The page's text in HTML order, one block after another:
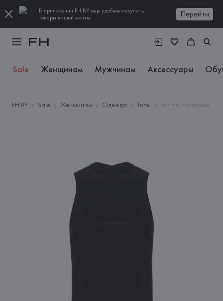
В приложении FH.BY еще удобнее покупать
товары вашей мечты
Перейти
Sale Женщинам Мужчинам Аксессуары
FH.BY Sale Женщинам Одежда Топы Топ со стразами